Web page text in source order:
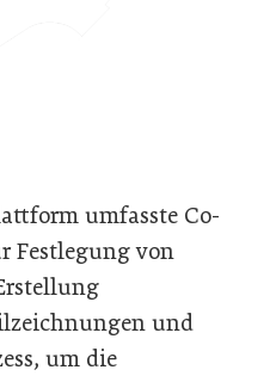
umfasste Co-
Festlegung von
und
um die